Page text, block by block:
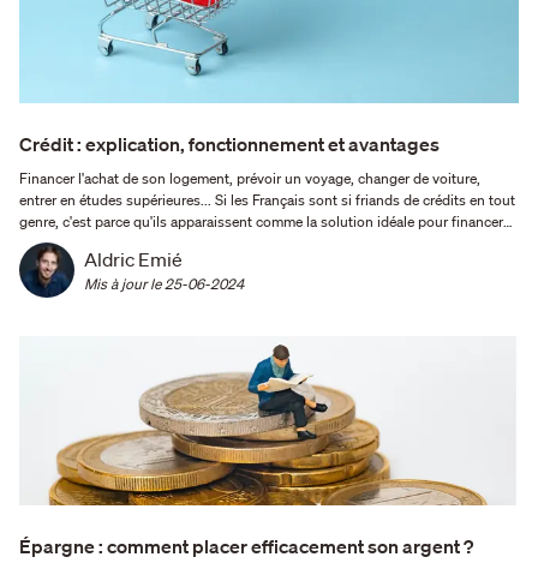
Crédit : explication, fonctionnement et avantages
Financer l'achat de son logement, prévoir un voyage, changer de voiture,
entrer en études supérieures... Si les Français sont si friands de crédits en tout
genre, c'est parce qu'ils apparaissent comme la solution idéale pour financer
leurs projets de vie. À l'ère du digital, les plateformes de souscription en ligne
se démultiplient, et …
Aldric Emié
Mis à jour le 25-06-2024
Épargne : comment placer efficacement son argent ?